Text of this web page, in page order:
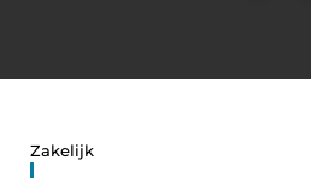
Zakelijk